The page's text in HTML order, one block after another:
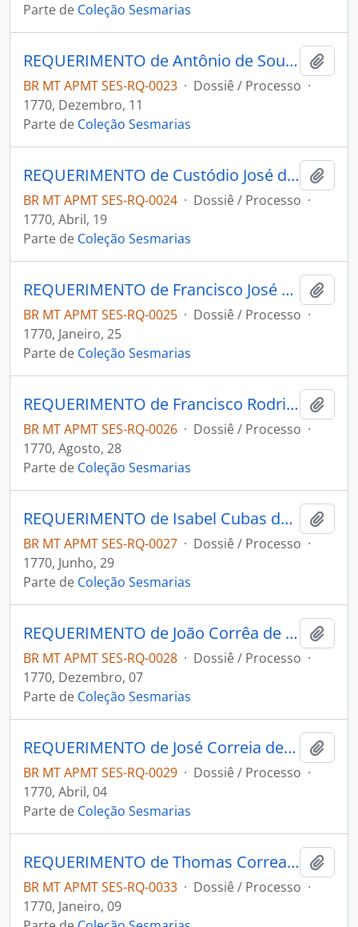
Parte de Coleção Sesmarias
REQUERIMENTO de Antônio de Souza Azevedo ao Governador e Capitão-General da Capitania de Mato Grosso Luiz Pinto de Souza Coutinho.
BR MT APMT SES-RQ-0023 · Dossiê / Processo ·
1770, Dezembro, 11
Parte de Coleção Sesmarias
REQUERIMENTO de Custódio José da Silva e Francisco de Paula Corrêa ao Governador e Capitão-General da Capitania de Mato Grosso Luiz Pinto de Souza Coutinho.
BR MT APMT SES-RQ-0024 · Dossiê / Processo ·
1770, Abril, 19
Parte de Coleção Sesmarias
REQUERIMENTO de Francisco José Batista ao Governador e Capitão-General da Capitania de Mato Grosso Luiz Pinto de Souza Coutinho.
BR MT APMT SES-RQ-0025 · Dossiê / Processo ·
1770, Janeiro, 25
Parte de Coleção Sesmarias
REQUERIMENTO de Francisco Rodrigues da Silva ao [Governador e Capitão-General da Capitania de Mato Grosso Luiz Pinto de Souza Coutinho].
BR MT APMT SES-RQ-0026 · Dossiê / Processo ·
1770, Agosto, 28
Parte de Coleção Sesmarias
REQUERIMENTO de Isabel Cubas de Moraes ao [Governador e Capitão-General da Capitania de Mato Grosso Luiz Pinto de Souza Coutinho].
BR MT APMT SES-RQ-0027 · Dossiê / Processo ·
1770, Junho, 29
Parte de Coleção Sesmarias
REQUERIMENTO de João Corrêa de Lemos ao [Governador e Capitão-General da Capitania de Mato Grosso Luiz Pinto de Souza Coutinho].
BR MT APMT SES-RQ-0028 · Dossiê / Processo ·
1770, Dezembro, 07
Parte de Coleção Sesmarias
REQUERIMENTO de José Correia de Azevedo Pinto ao [Governador e Capitão-General da Capitania de Mato Grosso Luiz Pinto de Souza Coutinho].
BR MT APMT SES-RQ-0029 · Dossiê / Processo ·
1770, Abril, 04
Parte de Coleção Sesmarias
REQUERIMENTO de Thomas Correa Rangel ao Governador e Capitão-General da Capitania de Mato Grosso Luiz Pinto de Souza Coutinho.
BR MT APMT SES-RQ-0033 · Dossiê / Processo ·
1770, Janeiro, 09